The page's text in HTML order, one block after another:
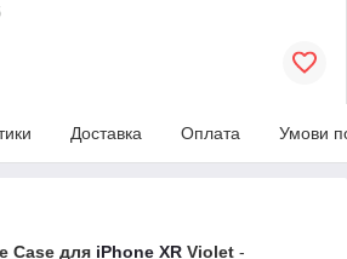
Доставка Оплата Умови
Case для iPhone XR Violet -